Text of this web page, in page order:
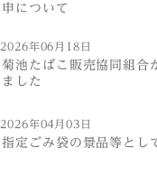
申について
2026年06月18日
菊池たばこ販売協同組合
ました
2026年04月03日
指定ごみ袋の景品等とし